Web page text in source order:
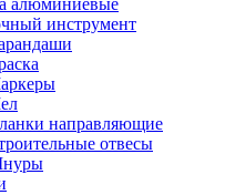
алюминиевые
инструмент
направляющие
отвесы